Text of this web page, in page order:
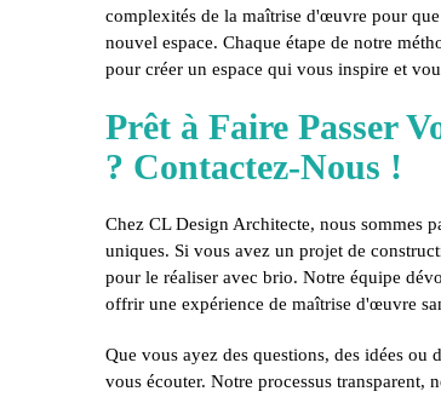
complexités de la maîtrise d'œuvre pour
nouvel espace. Chaque étape de notre
pour créer un espace qui vous inspire et
Prêt à Faire Passer
? Contactez-Nous !
Chez CL Design Architecte, nous sommes
uniques. Si vous avez un projet de
pour le réaliser avec brio. Notre équipe
offrir une expérience de maîtrise d'œuvre
Que vous ayez des questions, des idées ou
vous écouter. Notre processus transparent,